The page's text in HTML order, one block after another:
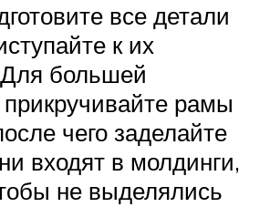
все детали
к их
большей
рамы
чего заделайте
входят в молдинги,
не выделялись